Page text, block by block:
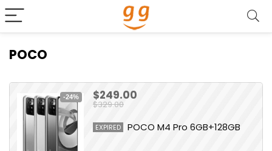
POCO
-24% $249.00
$329.00
EXPIRED POCO M4 Pro 6GB+128GB